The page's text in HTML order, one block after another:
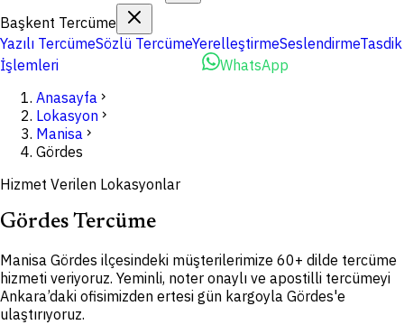
Başkent Tercüme
Yazılı TercümeSözlü TercümeYerelleştirmeSeslendirmeTasdik
İşlemleri
WhatsApp
Anasayfa chevron_right
Lokasyon chevron_right
Manisa chevron_right
Gördes
Hizmet Verilen Lokasyonlar
Gördes Tercüme
Manisa Gördes ilçesindeki müşterilerimize 60+ dilde tercüme
hizmeti veriyoruz. Yeminli, noter onaylı ve apostilli tercümeyi
Ankara’daki ofisimizden ertesi gün kargoyla Gördes'e
ulaştırıyoruz.